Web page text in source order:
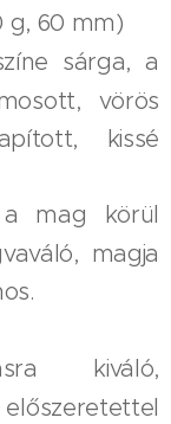
g, 60 mm)
sárga, a
vörös
kissé
a mag körül
magja
kiváló,